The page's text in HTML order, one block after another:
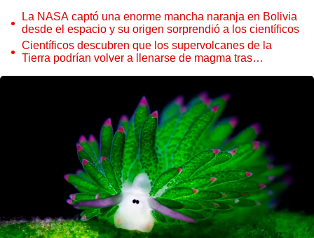
La NASA captó una enorme mancha naranja en Bolivia
desde el espacio y su origen sorprendió a los científicos
Científicos descubren que los supervolcanes de la
Tierra podrían volver a llenarse de magma tras